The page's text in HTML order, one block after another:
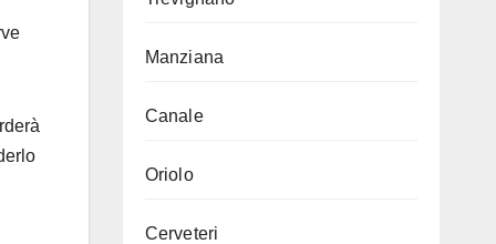
Manziana
Canale
Oriolo
Cerveteri